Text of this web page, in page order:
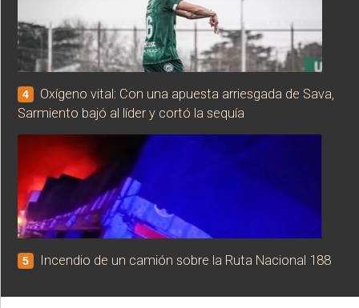
4
Oxígeno vital: Con una apuesta arriesgada de Sava,
Sarmiento bajó al líder y cortó la sequía
5 Incendio de un camión sobre la Ruta Nacional 188